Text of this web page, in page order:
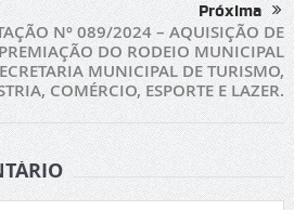
Próxima
Nº 089/2024 – AQUISIÇÃO DE
DO RODEIO MUNICIPAL
MUNICIPAL DE TURISMO,
COMÉRCIO, ESPORTE E LAZER.